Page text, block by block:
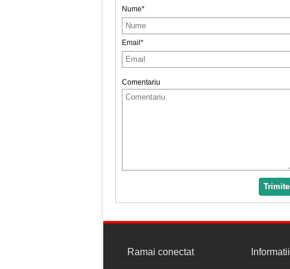
Nume*
Email*
Comentariu
Trimite
Ramai conectat Informatii